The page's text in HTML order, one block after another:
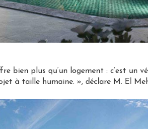
bien plus qu’un logement : c’est un
à taille humaine. », déclare M. El